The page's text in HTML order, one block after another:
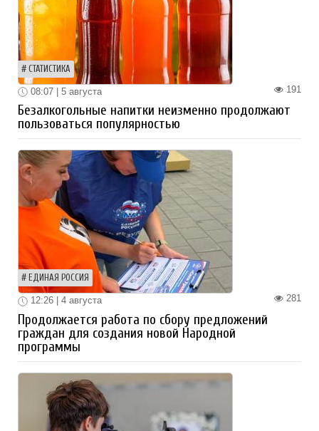
СТАТИСТИКА
191
08:07 | 5 августа
Безалкогольные напитки неизменно продолжают
пользоваться популярностью
ЕДИНАЯ РОССИЯ
281
12:26 | 4 августа
Продолжается работа по сбору предложений
граждан для создания новой Народной
программы